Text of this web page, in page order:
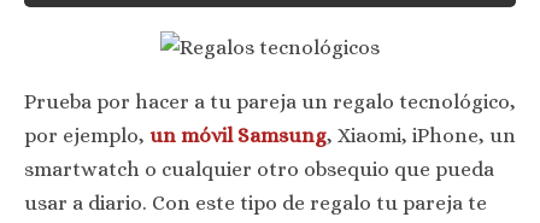
Prueba por hacer a tu pareja un regalo tecnológico,
por ejemplo, un móvil Samsung, Xiaomi, iPhone, un
smartwatch o cualquier otro obsequio que pueda
usar a diario. Con este tipo de regalo tu pareja te